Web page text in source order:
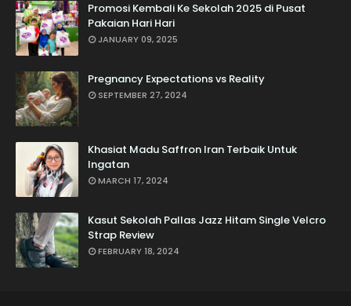
Promosi Kembali Ke Sekolah 2025 di Pusat
Pakaian Hari Hari
JANUARY 09, 2025
Pregnancy Expectations vs Reality
SEPTEMBER 27, 2024
Khasiat Madu Saffron Iran Terbaik Untuk
Ingatan
MARCH 17, 2024
Kasut Sekolah Pallas Jazz Hitam Single Velcro
Strap Review
FEBRUARY 18, 2024